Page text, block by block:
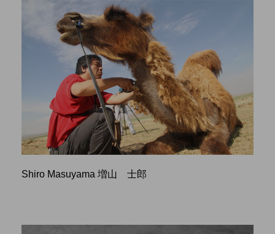
Shiro Masuyama 増山 士郎